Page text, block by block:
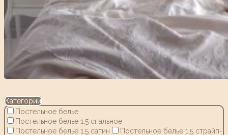
Категории
Постельное белье
Постельное белье 1,5 спальное
Постельное белье 1,5 сатин
Постельное белье 1,5 страйп-